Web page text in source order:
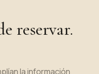
reservar.
la información